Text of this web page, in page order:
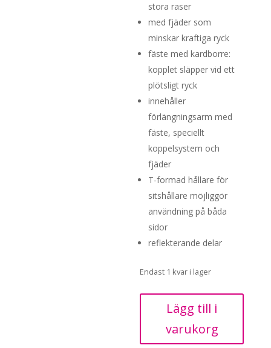
stora raser
med fjäder som
minskar kraftiga ryck
fäste med kardborre:
kopplet släpper vid ett
plötsligt ryck
innehåller
förlängningsarm med
fäste, speciellt
koppelsystem och
fjäder
T-formad hållare för
sitshållare möjliggör
användning på båda
sidor
reflekterande delar
Endast 1 kvar i lager
form,
Lägg till i
varukorg